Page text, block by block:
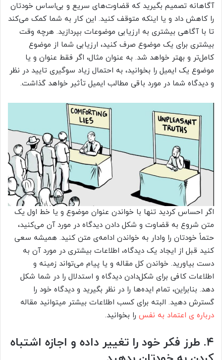
آگاهانه تصمیم بگیرید که قضاوت‌های سریع و بی‌اساس خودتان
را کاهش داد و یا اینکه متوقف کنید. این کار به شما کمک می‌کند
تا با آگاهی بیشتری به ارزیابی موضوعات بپردازید. هرچه وقت
بیشتری برای یک موضوع صرف کنید، ارزیابی شما از موضوع
کامل‌تر و بهتر خواهد شد. به عنوان مثال، اگر فقط عنوان و یا
موضوع یک ایمیل را بخوانید، به احتمال زیاد سوگیری تایید در نظر
و دیدگاه شما در مورد باقی مطالب ایمیل تأثیر خواهد گذاشت.
اگر احساس کردید تنها با خواندن عنوان موضوع و یا خط اول یک
متن شروع به قضاوت و شکل دادن دیدگاه در مورد آن می‌کنید،
حتماً خودتان را وادار به خواندن ادامه‌ی متن کنید. همیشه سعی
کنید قبل از ایجاد یک دیدگاه، اطلاعات بیشتری در مورد آن به
دست بیاورید. خواندن کل مقاله و یا پیام می‌تواند زمینه و
اطلاعات کافی برای شکل‌دادن دیدگاه و استدلال را در شما شکل
دهد. بنابراین، تمام ایده‌ها را در نظر بگیرید و دیدگاه خود را
گسترش دهید. البته برای کسب اطلاعات بیشتر میتوانید مقاله
درباره ی اعتماد به نفس را بخوانید.
۴. طرز فکر خود را تغییر داده و اجازه اشتباه